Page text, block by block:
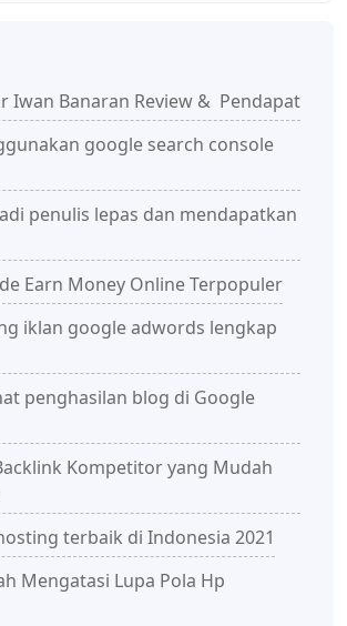
Iwan Banaran Review & Pendapat
google search console
penulis lepas dan mendapatkan
Earn Money Online Terpopuler
iklan google adwords lengkap
penghasilan blog di Google
Kompetitor yang Mudah
terbaik di Indonesia 2021
Mengatasi Lupa Pola Hp